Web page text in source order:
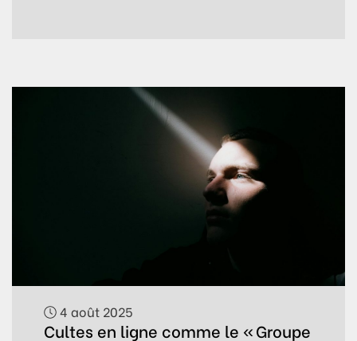
4 août 2025
Cultes en ligne comme le « Groupe